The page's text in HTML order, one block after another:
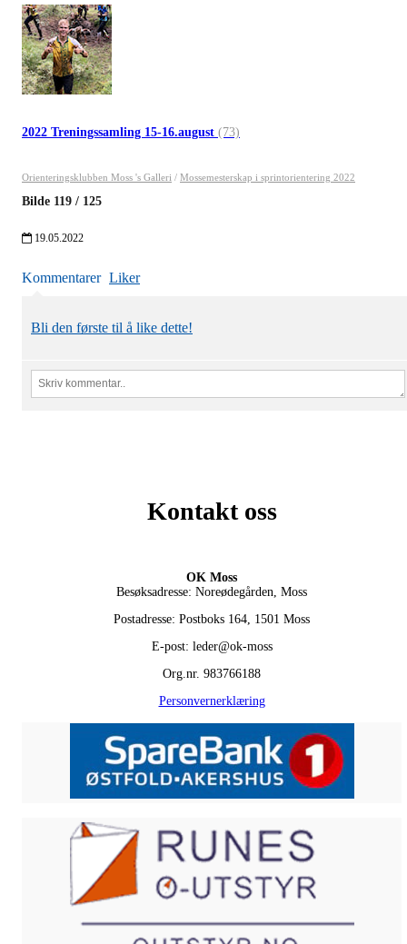
2022 Treningssamling 15-16.august (73)
Orienteringsklubben Moss 's Galleri / Mossemesterskap i sprintorientering 2022
Bilde 119 / 125
19.05.2022
Kommentarer Liker
Bli den første til å like dette!
Kontakt oss
OK Moss
Besøksadresse: Noreødegården, Moss
Postadresse: Postboks 164, 1501 Moss
E-post: leder@ok-moss
Org.nr. 983766188
Personvernerklæring